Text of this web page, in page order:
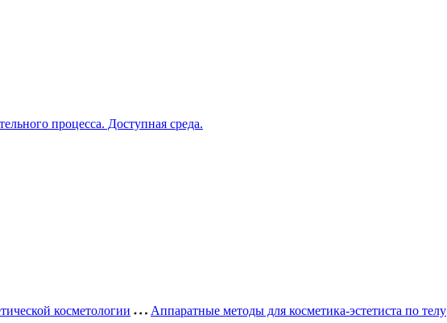
процесса. Доступная среда.
косметологии Аппаратные методы для косметика-эстетиста по телу